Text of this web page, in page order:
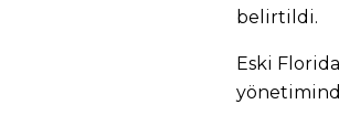
belirtildi.
Eski